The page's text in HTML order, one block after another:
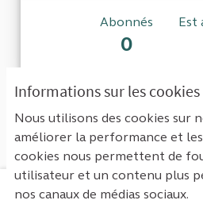
Informations sur les
Nous utilisons des cookies sur
améliorer la performance et
cookies nous permettent de
utilisateur et un contenu plus
nos canaux de médias sociaux.
Abonnés
0
Est
Aucun abonné pour le
Mentions légales